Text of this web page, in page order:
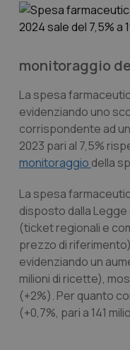
monitoraggio
La spesa
evidenziando uno
corrispondente ad
2023 pari al 7,5%
monitoraggio della
La spesa
disposto dalla Legge
(ticket regionali e
prezzo di
evidenziando un
milioni di ricette),
(+2%). Per quanto
(+0,7%, pari a 141